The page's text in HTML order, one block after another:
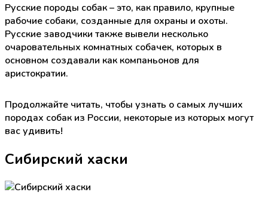
Русские породы собак – это, как правило, крупные
рабочие собаки, созданные для охраны и охоты.
Русские заводчики также вывели несколько
очаровательных комнатных собачек, которых в
основном создавали как компаньонов для
аристократии.
Продолжайте читать, чтобы узнать о самых лучших
породах собак из России, некоторые из которых могут
вас удивить!
Сибирский хаски